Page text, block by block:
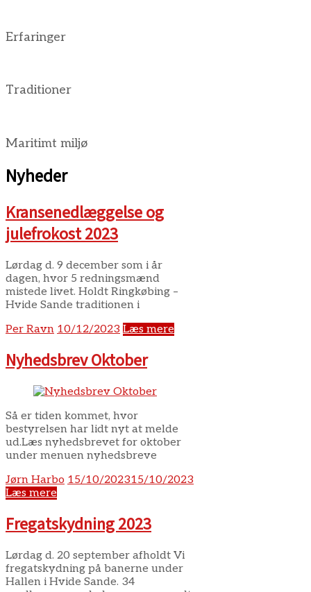
Erfaringer
Traditioner
Maritimt miljø
Nyheder
Kransenedlæggelse og
julefrokost 2023
Lørdag d. 9 december som i år
dagen, hvor 5 redningsmænd
mistede livet. Holdt Ringkøbing –
Hvide Sande traditionen i
Per Ravn 10/12/2023 Læs mere
Nyhedsbrev Oktober
Så er tiden kommet, hvor
bestyrelsen har lidt nyt at melde
ud.Læs nyhedsbrevet for oktober
under menuen nyhedsbreve
Jørn Harbo 15/10/202315/10/2023
Læs mere
Fregatskydning 2023
Lørdag d. 20 september afholdt Vi
fregatskydning på banerne under
Hallen i Hvide Sande. 34